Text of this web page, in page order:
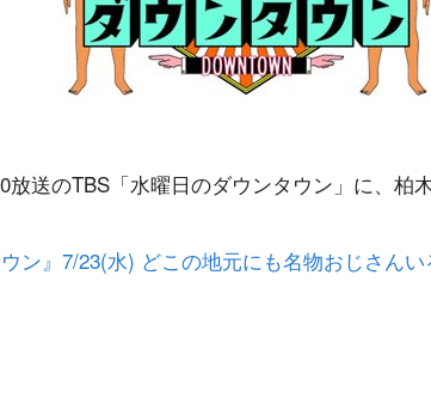
送のTBS「水曜日のダウンタウン」に、柏
ン』7/23(水) どこの地元にも名物おじさん